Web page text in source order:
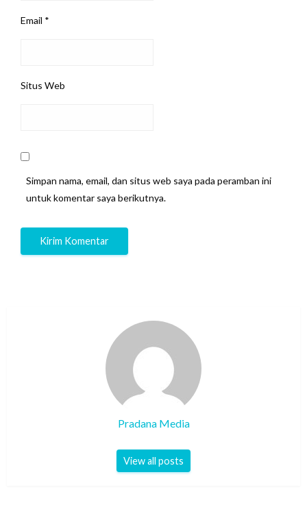
Email *
Situs Web
Simpan nama, email, dan situs web saya pada peramban ini
untuk komentar saya berikutnya.
Pradana Media
View all posts